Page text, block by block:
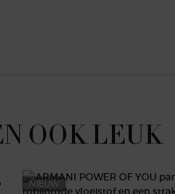
OOK LEUK
NIEUW